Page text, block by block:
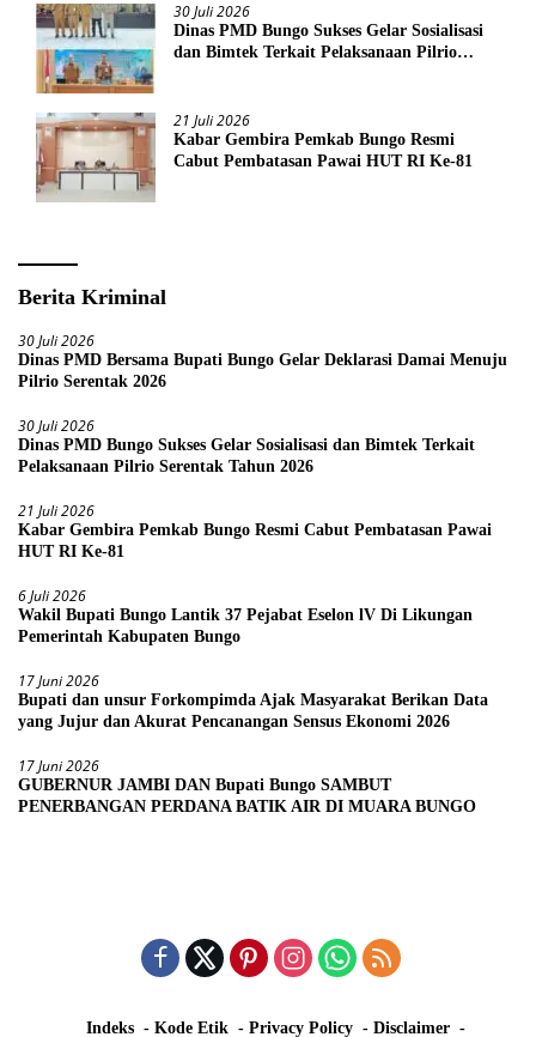
30 Juli 2026
Dinas PMD Bungo Sukses Gelar Sosialisasi
dan Bimtek Terkait Pelaksanaan Pilrio
21 Juli 2026
Kabar Gembira Pemkab Bungo Resmi
Cabut Pembatasan Pawai HUT RI Ke-81
Berita Kriminal
30 Juli 2026
Dinas PMD Bersama Bupati Bungo Gelar Deklarasi Damai Menuju
Pilrio Serentak 2026
30 Juli 2026
Dinas PMD Bungo Sukses Gelar Sosialisasi dan Bimtek Terkait
Pelaksanaan Pilrio Serentak Tahun 2026
21 Juli 2026
Kabar Gembira Pemkab Bungo Resmi Cabut Pembatasan Pawai
HUT RI Ke-81
6 Juli 2026
Wakil Bupati Bungo Lantik 37 Pejabat Eselon lV Di Likungan
Pemerintah Kabupaten Bungo
17 Juni 2026
Bupati dan unsur Forkompimda Ajak Masyarakat Berikan Data
yang Jujur dan Akurat Pencanangan Sensus Ekonomi 2026
17 Juni 2026
GUBERNUR JAMBI DAN Bupati Bungo SAMBUT
PENERBANGAN PERDANA BATIK AIR DI MUARA BUNGO
Indeks Kode Etik Privacy Policy Disclaimer